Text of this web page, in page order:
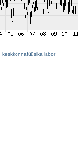
keskkonnafüüsika labor